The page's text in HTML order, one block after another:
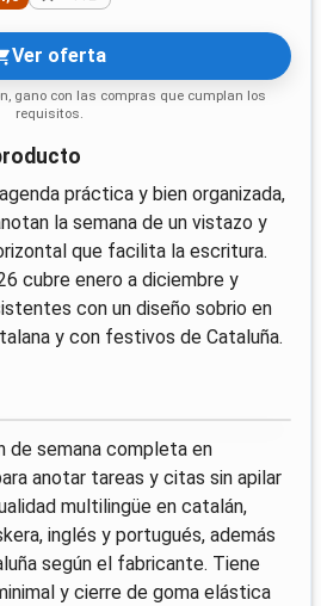
Ver oferta
gano con las compras que cumplan los
requisitos.
práctica y bien organizada,
la semana de un vistazo y
que facilita la escritura.
cubre enero a diciembre y
con un diseño sobrio en
y con festivos de Cataluña.
de semana completa en
anotar tareas y citas sin apilar
multilingüe en catalán,
inglés y portugués, además
según el fabricante. Tiene
y cierre de goma elástica